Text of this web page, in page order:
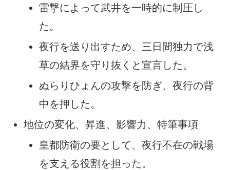
雷撃によって武井を一時的に制圧し
た。
夜行を送り出すため、三日間独力で浅
草の結界を守り抜くと宣言した。
ぬらりひょんの攻撃を防ぎ、夜行の背
中を押した。
地位の変化、昇進、影響力、特筆事項
皇都防衛の要として、夜行不在の戦場
を支える役割を担った。